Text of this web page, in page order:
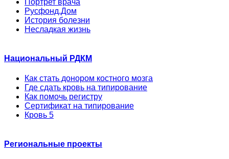
Русфонд.Дом
История болезни
Несладкая жизнь
Национальный РДКМ
Как стать донором костного мозга
Где сдать кровь на типирование
Как помочь регистру
Сертификат на типирование
Кровь 5
Региональные проекты